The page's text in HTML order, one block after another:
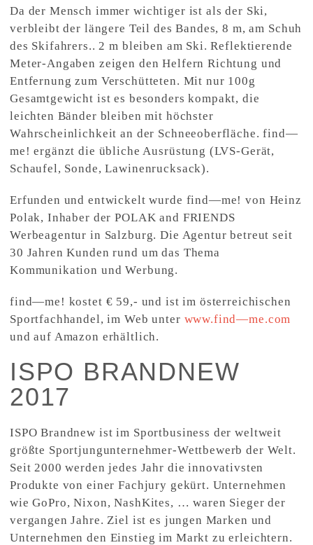
Da der Mensch immer wichtiger ist als der Ski,
verbleibt der längere Teil des Bandes, 8 m, am Schuh
des Skifahrers.. 2 m bleiben am Ski. Reflektierende
Meter-Angaben zeigen den Helfern Richtung und
Entfernung zum Verschütteten. Mit nur 100g
Gesamtgewicht ist es besonders kompakt, die
leichten Bänder bleiben mit höchster
Wahrscheinlichkeit an der Schneeoberfläche. find—
me! ergänzt die übliche Ausrüstung (LVS-Gerät,
Schaufel, Sonde, Lawinenrucksack).
Erfunden und entwickelt wurde find—me! von Heinz
Polak, Inhaber der POLAK and FRIENDS
Werbeagentur in Salzburg. Die Agentur betreut seit
30 Jahren Kunden rund um das Thema
Kommunikation und Werbung.
find—me! kostet € 59,- und ist im österreichischen
Sportfachhandel, im Web unter www.find—me.com
und auf Amazon erhältlich.
ISPO BRANDNEW
2017
ISPO Brandnew ist im Sportbusiness der weltweit
größte Sportjungunternehmer-Wettbewerb der Welt.
Seit 2000 werden jedes Jahr die innovativsten
Produkte von einer Fachjury gekürt. Unternehmen
wie GoPro, Nixon, NashKites, … waren Sieger der
vergangen Jahre. Ziel ist es jungen Marken und
Unternehmen den Einstieg im Markt zu erleichtern.